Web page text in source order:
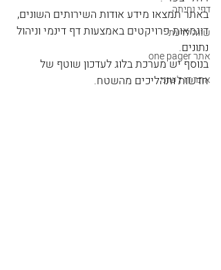
דפי נחיתה
שווה לדעת
אתר one pager
אתר דו לשוני
באתר תמצאו מידע אודות השירותים השונים,
דוגמאות פרויקטים באמצעות דף דינמי וניהול
נתונים.
בנוסף יש מערכת בלוג לעדכון שוטף של
חדשות ותהליכים מהשטח.